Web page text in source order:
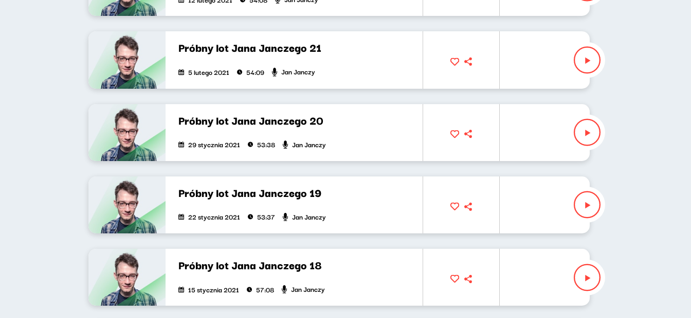
Próbny lot Jana Janczego 21
5 lutego 2021 54:09 Jan Janczy
Próbny lot Jana Janczego 20
29 stycznia 2021 53:38 Jan Janczy
Próbny lot Jana Janczego 19
22 stycznia 2021 53:37 Jan Janczy
Próbny lot Jana Janczego 18
15 stycznia 2021 57:08 Jan Janczy